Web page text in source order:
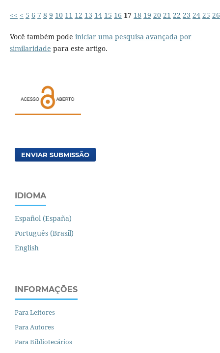
<< < 5 6 7 8 9 10 11 12 13 14 15 16 17 18 19 20 21 22 23 24 25 26
Você também pode iniciar uma pesquisa avançada por
similaridade para este artigo.
ENVIAR SUBMISSÃO
IDIOMA
Español (España)
Português (Brasil)
English
INFORMAÇÕES
Para Leitores
Para Autores
Para Bibliotecários